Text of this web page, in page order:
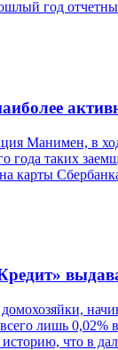
год
Манимен, в
года таких
карты
всего лишь
что в